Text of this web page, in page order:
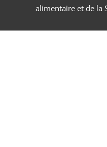
alimentaire et de la